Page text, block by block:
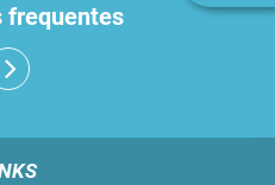
frequentes